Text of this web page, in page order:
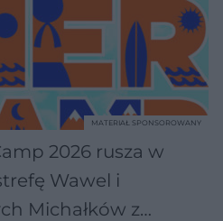
2026 rusza w
Wawel i
Michałków z
MATERIAŁ SPONSOROWANY